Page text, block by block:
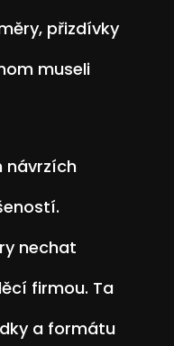
přizdívky
museli
návrzích
nechat
firmou. Ta
a formátu